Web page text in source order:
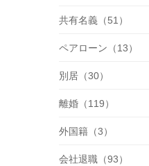
共有名義（51）
ペアローン（13）
別居（30）
離婚（119）
外国籍（3）
会社退職（93）